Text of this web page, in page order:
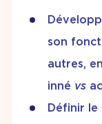
son
autres,
inné vs
Définir le